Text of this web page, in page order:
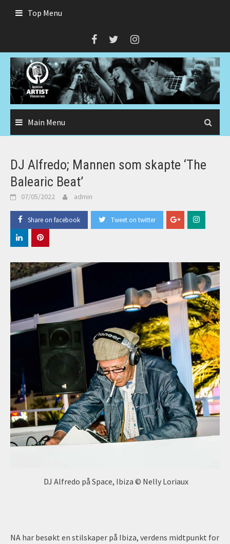
Top Menu
Main Menu
DJ Alfredo; Mannen som skapte ‘The
Balearic Beat’
07/05/2022 admin
Share on facebook Tweet on twitter
DJ Alfredo på Space, Ibiza © Nelly Loriaux
NA har besøkt en stilskaper på Ibiza, verdens midtpunkt for